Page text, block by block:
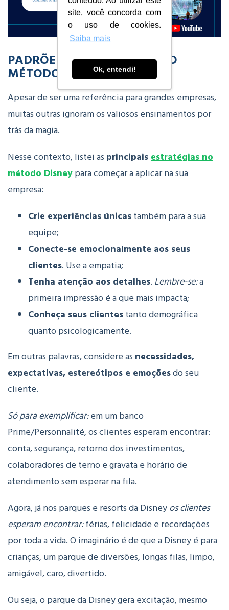
site, você concorda com
o uso de cookies.
Saiba mais
Ok, entendi!
PADRÕES DE EXCELÊNCIA NO
MÉTODO DISNEY
Apesar de ser uma referência para grandes empresas,
muitas outras ignoram os valiosos ensinamentos por
trás da magia.
Nesse contexto, listei as principaisestratégias no
método Disneypara começar a aplicar na sua
empresa:
Crie experiências únicastambém para a sua
equipe;
Conecte-se emocionalmente aos seus
clientes. Use a empatia;
Tenha atenção aos detalhes. Lembre-se:a
primeira impressão é a que mais impacta;
Conheça seus clientestanto demográfica
quanto psicologicamente.
Em outras palavras, considere as necessidades,
expectativas, estereótipos e emoçõesdo seu
cliente.
Só para exemplificar:em um banco
Prime/Personnalité, os clientes esperam encontrar:
conta, segurança, retorno dos investimentos,
colaboradores de terno e gravata e horário de
atendimento sem esperar na fila.
Agora, já nos parques e resorts da Disneyos clientes
esperam encontrar:férias, felicidade e recordações
por toda a vida. O imaginário é de que a Disney é para
crianças, um parque de diversões, longas filas, limpo,
amigável, caro, divertido.
Ou seja, o parque da Disney gera excitação, mesmo